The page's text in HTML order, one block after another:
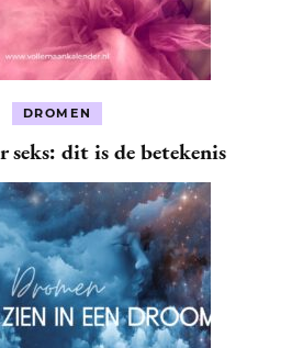
DROMEN
seks: dit is de betekenis